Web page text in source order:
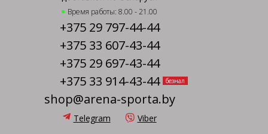
Время работы: 8.00 - 21.00
+375 29 797-44-44
+375 33 607-43-44
+375 29 697-43-44
+375 33 914-43-44
безнал
shop@arena-sporta.by
Telegram Viber